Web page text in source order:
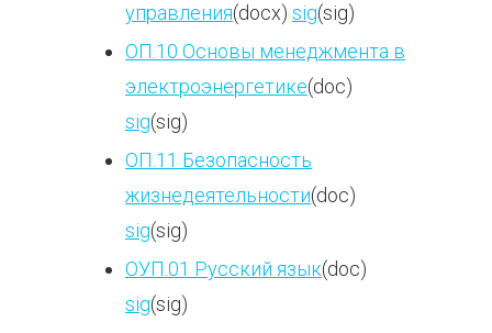
управления(docx) sig(sig)
ОП.10 Основы менеджмента в
электроэнергетике(doc)
sig(sig)
ОП.11 Безопасность
жизнедеятельности(doc)
sig(sig)
ОУП.01 Русский язык(doc)
sig(sig)